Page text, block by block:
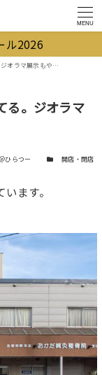
MENU
ル2026
展示もやってるお店
る。ジオラマ
ひらつー カテゴリー開店・閉店
ます。